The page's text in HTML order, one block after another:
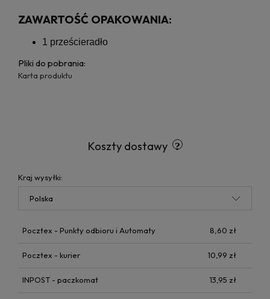
ZAWARTOŚĆ OPAKOWANIA:
1 prześcieradło
Pliki do pobrania:
Karta produktu
Koszty dostawy
Kraj wysyłki:
Pocztex - Punkty odbioru i Automaty 8,60 zł
Pocztex - kurier 10,99 zł
INPOST - paczkomat 13,95 zł